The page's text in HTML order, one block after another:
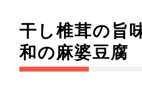
干し椎茸の旨
和の麻婆豆腐